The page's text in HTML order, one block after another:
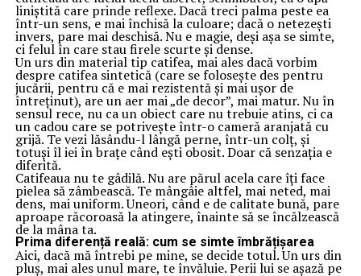
liniștită care prinde reflexe. Dacă treci palma peste ea
într-un sens, e mai închisă la culoare; dacă o netezești
invers, pare mai deschisă. Nu e magie, deși așa se simte,
ci felul în care stau firele scurte și dense.
Un urs din material tip catifea, mai ales dacă vorbim
despre catifea sintetică (care se folosește des pentru
jucării, pentru că e mai rezistentă și mai ușor de
întreținut), are un aer mai „de decor”, mai matur. Nu în
sensul rece, nu ca un obiect care nu trebuie atins, ci ca
un cadou care se potrivește într-o cameră aranjată cu
grijă. Te vezi lăsându-l lângă perne, într-un colț, și
totuși îl iei în brațe când ești obosit. Doar că senzația e
diferită.
Catifeaua nu te gâdilă. Nu are părul acela care îți face
pielea să zâmbească. Te mângâie altfel, mai neted, mai
dens, mai uniform. Uneori, când e de calitate bună, pare
aproape răcoroasă la atingere, înainte să se încălzească
de la mâna ta.
Prima diferență reală: cum se simte îmbrățișarea
Aici, dacă mă întrebi pe mine, se decide totul. Un urs din
pluș, mai ales unul mare, te învăluie. Perii lui se așază pe